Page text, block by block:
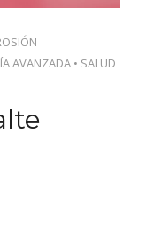
AVANZADA • SALUD